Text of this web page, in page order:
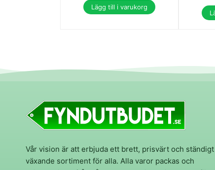
Lägg till i varukorg
Vår vision är att erbjuda ett brett, prisvärt och ständigt
växande sortiment för alla. Alla varor packas och